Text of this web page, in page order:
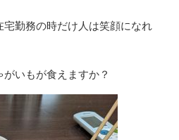
勤務の時だけ人は笑顔になれ
いもが食えますか？